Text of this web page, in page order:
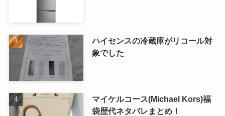
ハイセンスの冷蔵庫がリコール対
象でした
マイケルコース(Michael Kors)福
袋歴代ネタバレまとめ！